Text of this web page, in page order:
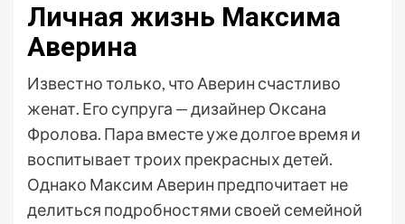
Личная жизнь Максима
Аверина
Известно только, что Аверин счастливо
женат. Его супруга — дизайнер Оксана
Фролова. Пара вместе уже долгое время и
воспитывает троих прекрасных детей.
Однако Максим Аверин предпочитает не
делиться подробностями своей семейной